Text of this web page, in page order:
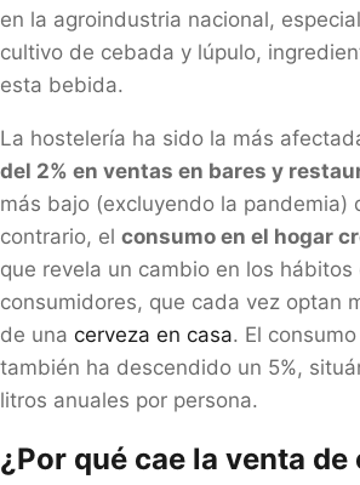
en la agroindustria nacional,
cultivo de cebada y lúpulo,
esta bebida.
La hostelería ha sido la más
del 2% en ventas en bares y
más bajo (excluyendo la pandemia)
contrario, el consumo en el hogar
que revela un cambio en los hábitos
consumidores, que cada vez optan
de una cerveza en casa. El
también ha descendido un 5%,
litros anuales por persona.
¿Por qué cae la venta de